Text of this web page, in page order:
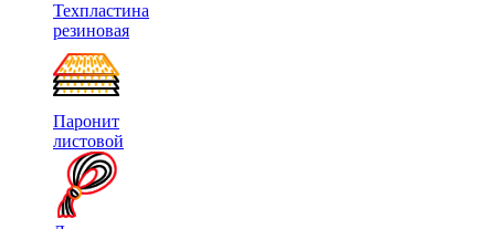
Техпластина
резиновая
Паронит
листовой